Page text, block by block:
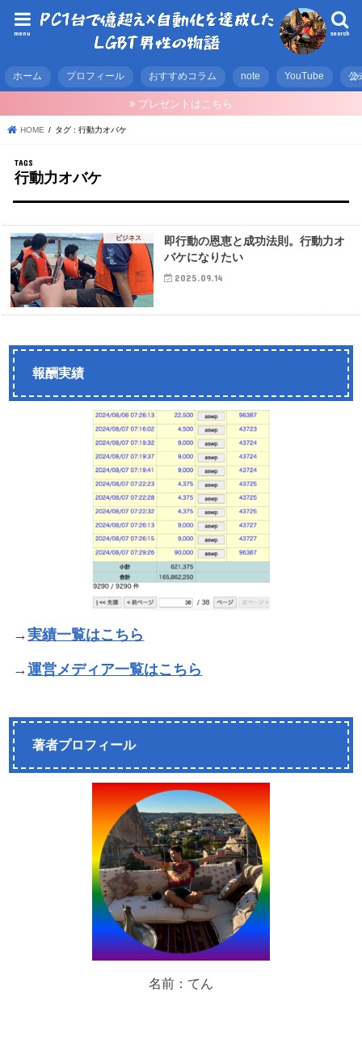
search
menu
ホーム プロフィール おすすめコラム note YouTube 公
プレゼントはこちら
HOME タグ : 行動力オバケ
行動力オバケ
ビジネス
即行動の恩恵と成功法則。行動力オ
バケになりたい
2025.09.14
報酬実績
→実績一覧はこちら
→運営メディア一覧はこちら
著者プロフィール
名前：てん